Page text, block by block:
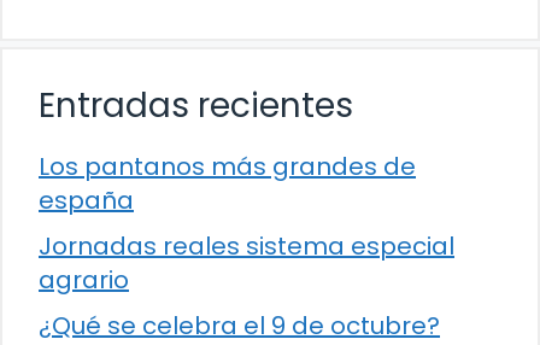
Entradas recientes
Los pantanos más grandes de
españa
Jornadas reales sistema especial
agrario
¿Qué se celebra el 9 de octubre?